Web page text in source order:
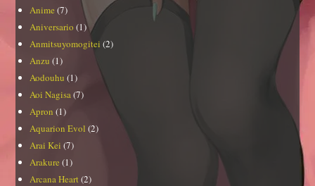
Anime (7)
Aniversario (1)
Anmitsuyomogitei (2)
Anzu (1)
Aodouhu (1)
Aoi Nagisa (7)
Apron (1)
Aquarion Evol (2)
Arai Kei (7)
Arakure (1)
Arcana Heart (2)